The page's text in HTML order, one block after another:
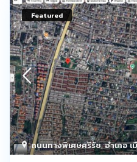
ถนนทางพิเศษศรีรัช,อำเภอ
Featured